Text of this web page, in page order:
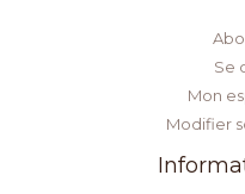
Se
Mon
Modifier